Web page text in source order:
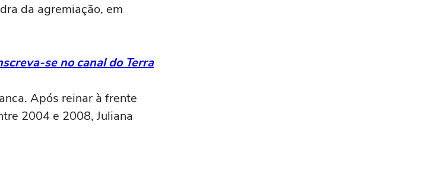
da agremiação, em
se no canal do Terra
Após reinar à frente
2004 e 2008, Juliana